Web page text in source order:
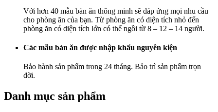
Với hơn 40 mẫu bàn ăn thông minh sẽ đáp ứng mọi nhu cầu
cho phòng ăn của bạn. Từ phòng ăn có diện tích nhỏ đến
phòng ăn có diện tích lớn có thể ngồi từ 8 – 12 – 14 người.
Các mẫu bàn ăn được nhập khẩu nguyên kiện
Bảo hành sản phẩm trong 24 tháng. Bảo trì sản phẩm trọn
đời.
Danh mục sản phẩm